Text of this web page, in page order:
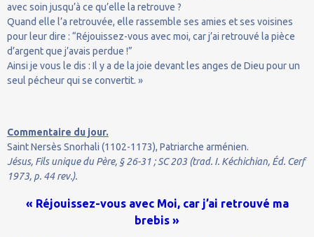
avec soin jusqu’à ce qu’elle la retrouve ?
Quand elle l’a retrouvée, elle rassemble ses amies et ses voisines
pour leur dire : “Réjouissez-vous avec moi, car j’ai retrouvé la pièce
d’argent que j’avais perdue !”
Ainsi je vous le dis : Il y a de la joie devant les anges de Dieu pour un
seul pécheur qui se convertit. »
Commentaire du jour.
Saint Nersès Snorhali (1102-1173), Patriarche arménien.
Jésus, Fils unique du Père, § 26-31 ; SC 203 (trad. I. Kéchichian, Éd. Cerf
1973, p. 44 rev.).
« Réjouissez-vous avec Moi, car j’ai retrouvé ma
brebis »